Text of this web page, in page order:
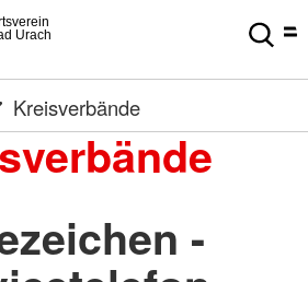
Urach
Kreisverbände
-